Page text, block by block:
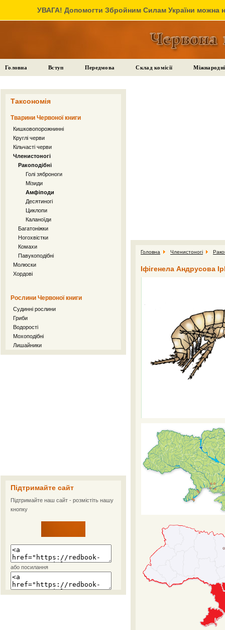
УВАГА! Допомогти Збройним Силам України можна
Головна Вступ Передмова Склад комісії
Таксономія
Тварини Червоної книги
Кишковопорожнинні
Круглі черви
Кільчасті черви
Членистоногі
Ракоподібні
Голі зяброноги
Мізиди
Амфіподи
Десятиногі
Циклопи
Каланоїди
Багатоніжки
Ногохвістки
Комахи
Павукоподібні
Молюски
Хордові
Рослини Червоної книги
Судинні рослини
Гриби
Водорості
Мохоподібні
Лишайники
Підтримайте сайт
Підтримайте наш сайт - розмістіть нашу
кнопку
або посилання
Головна Членистоногі
Іфігенела Андрусова